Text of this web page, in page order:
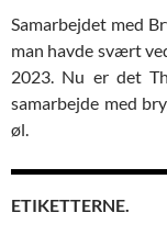
Samarbejdet med
man havde svært
2023. Nu er det
samarbejde med
øl.
ETIKETTERNE.